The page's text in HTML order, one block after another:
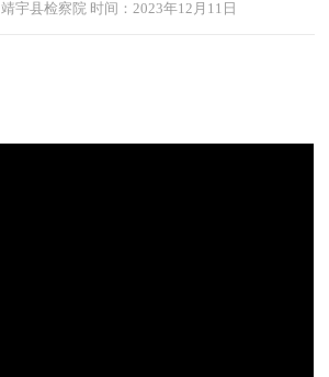
靖宇县检察院 时间： 2023年12月11日